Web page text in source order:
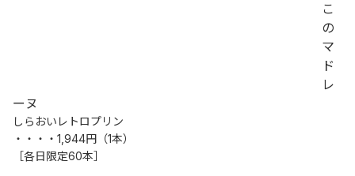
こ
の
マ
ド
レ
ーヌ
しらおいレトロプリン
・・・・1,944円（1本）
［各日限定60本］